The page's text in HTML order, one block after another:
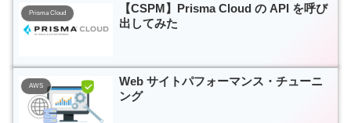
Prisma Cloud
【CSPM】Prisma Cloud の API を呼び
出してみた
AWS
Web サイトパフォーマンス・チューニ
ング